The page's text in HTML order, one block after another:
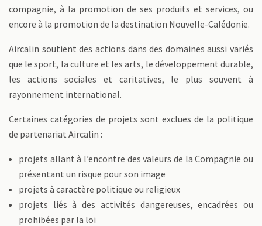
compagnie, à la promotion de ses produits et services, ou
encore à la promotion de la destination Nouvelle-Calédonie.
Aircalin soutient des actions dans des domaines aussi variés
que le sport, la culture et les arts, le développement durable,
les actions sociales et caritatives, le plus souvent à
rayonnement international.
Certaines catégories de projets sont exclues de la politique
de partenariat Aircalin :
projets allant à l’encontre des valeurs de la Compagnie ou
présentant un risque pour son image
projets à caractère politique ou religieux
projets liés à des activités dangereuses, encadrées ou
prohibées par la loi